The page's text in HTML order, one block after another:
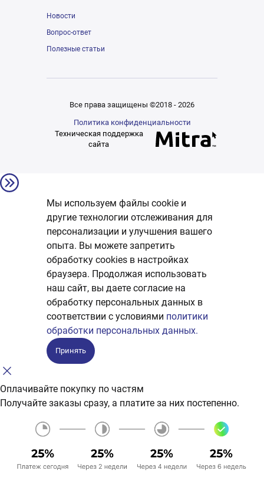
Новости
Вопрос-ответ
Полезные статьи
Все права защищены ©2018 - 2026
Политика конфиденциальности
Техническая поддержка
сайта
Мы используем файлы cookie и
другие технологии отслеживания для
персонализации и улучшения вашего
опыта. Вы можете запретить
обработку сookies в настройках
браузера. Продолжая использовать
наш сайт, вы даете согласие на
обработку персональных данных в
соответствии с условиями политики
обработки персональных данных.
Принять
Оплачивайте покупку по частям
Получайте заказы сразу, а платите за них постепенно.